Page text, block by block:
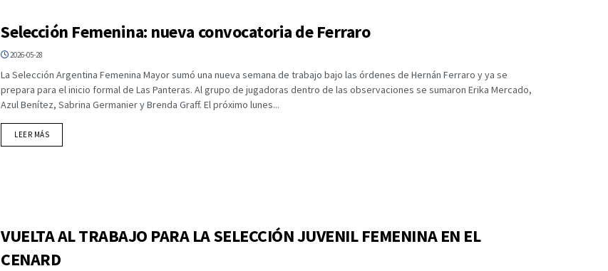
Selección Femenina: nueva convocatoria de Ferraro
2026-05-28
La Selección Argentina Femenina Mayor sumó una nueva semana de trabajo bajo las órdenes de Hernán Ferraro y ya se
prepara para el inicio formal de Las Panteras. Al grupo de jugadoras dentro de las observaciones se sumaron Erika Mercado,
Azul Benítez, Sabrina Germanier y Brenda Graff. El próximo lunes...
LEER MÁSDETAILS
VUELTA AL TRABAJO PARA LA SELECCIÓN JUVENIL FEMENINA EN EL
CENARD